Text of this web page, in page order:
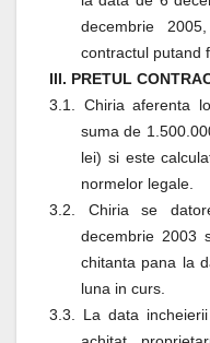
decembrie
contractul putand
III. PRETUL
3.1. Chiria aferenta
suma de
lei) si este
normelor legale.
3.2. Chiria se
decembrie 2003
chitanta pana la
luna in curs.
3.3. La data